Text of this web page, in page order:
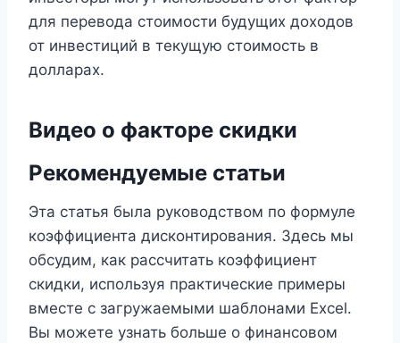
для перевода стоимости будущих доходов
от инвестиций в текущую стоимость в
долларах.
Видео о факторе скидки
Рекомендуемые статьи
Эта статья была руководством по формуле
коэффициента дисконтирования. Здесь мы
обсудим, как рассчитать коэффициент
скидки, используя практические примеры
вместе с загружаемыми шаблонами Excel.
Вы можете узнать больше о финансовом